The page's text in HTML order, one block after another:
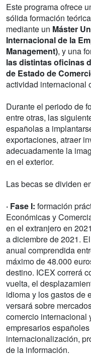
Este programa ofrece
sólida formación
mediante un Máster
Internacional de la
Management), y una
las distintas oficinas
de Estado de
actividad internacional
Durante el periodo de
entre otras, las
españolas a
exportaciones, atraer
adecuadamente la
en el exterior.
Las becas se dividen
· Fase I: formación
Económicas y
en el extranjero en
a diciembre de 2021.
anual comprendida
máximo de 48.000
destino. ICEX correrá
vuelta, el
idioma y los gastos de
versará sobre
comercio internacional
empresarios
internacionalización,
de la información.